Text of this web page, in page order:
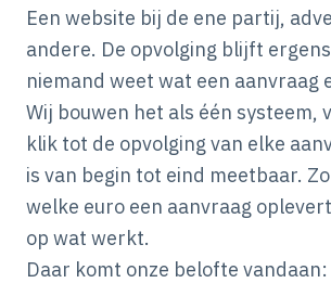
Een website bij de ene partij,
andere. De opvolging blijft
niemand weet wat een aanvraag
Wij bouwen het als één systeem,
klik tot de opvolging van elke
is van begin tot eind meetbaar.
welke euro een aanvraag
op wat werkt.
Daar komt onze belofte